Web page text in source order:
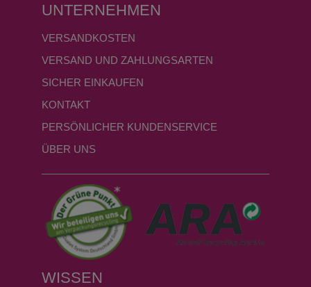
UNTERNEHMEN
VERSANDKOSTEN
VERSAND UND ZAHLUNGSARTEN
SICHER EINKAUFEN
KONTAKT
PERSÖNLICHER KUNDENSERVICE
ÜBER UNS
WISSEN